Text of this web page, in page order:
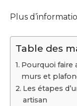
Plus
Table des
Pourquoi faire
murs et
Les étapes
artisan